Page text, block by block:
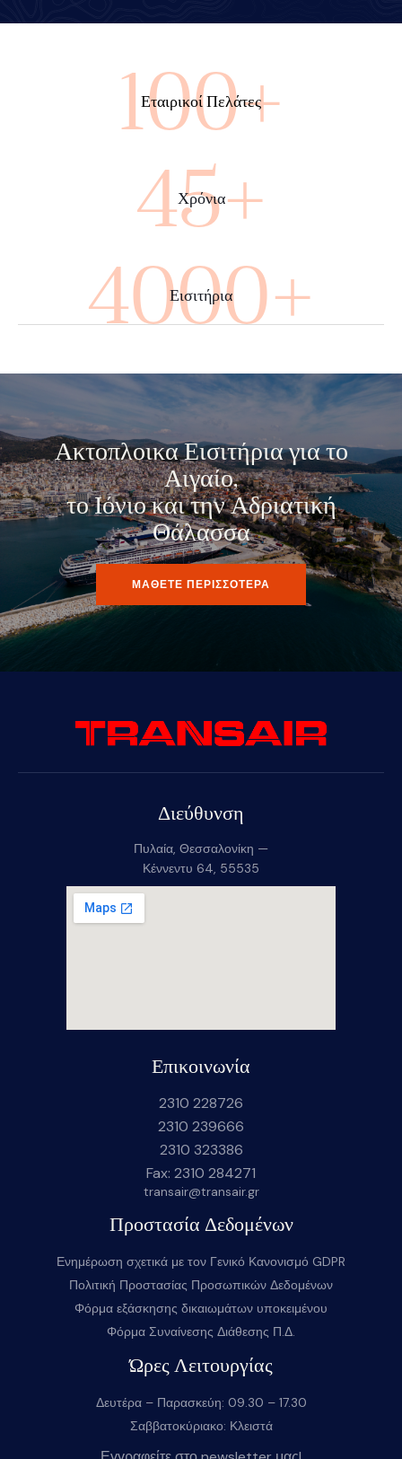
100+
Εταιρικοί Πελάτες
45+
Χρόνια
4000+
Εισιτήρια
Ακτοπλοικα Εισιτήρια για το
Αιγαίο,
το Ιόνιο και την Αδριατική
Θάλασσα
ΜΑΘΕΤΕ ΠΕΡΙΣΣΟΤΕΡΑ
Διεύθυνση
Πυλαία, Θεσσαλονίκη —
Κέννεντυ 64, 55535
Επικοινωνία
2310 228726
2310 239666
2310 323386
Fax: 2310 284271
transair@transair.gr
Προστασία Δεδομένων
Ενημέρωση σχετικά με τον Γενικό Κανονισμό GDPR
Πολιτική Προστασίας Προσωπικών Δεδομένων
Φόρμα εξάσκησης δικαιωμάτων υποκειμένου
Φόρμα Συναίνεσης Διάθεσης Π.Δ.
Ώρες Λειτουργίας
Δευτέρα – Παρασκεύη: 09.30 – 17.30
Σαββατοκύριακο: Κλειστά